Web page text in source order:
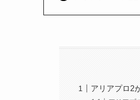
アリアプロ2